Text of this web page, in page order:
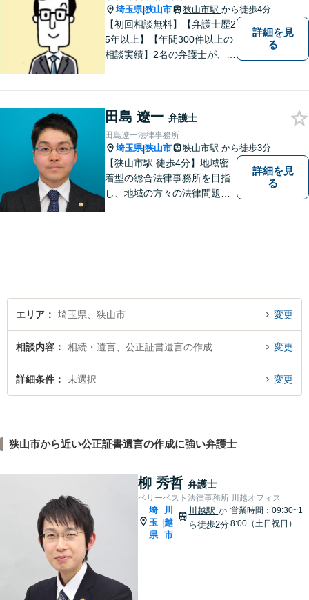
埼玉県|狭山市 狭山市駅 から徒歩4分
【初回相談無料】【弁護士歴2
5年以上】【年間300件以上の
相談実績】2名の弁護士が、さ
談ください【相続】税理士や
司法書士などと連携し、複雑
な案件も対応。【狭山市駅4
分】
詳細を見
る
田島 遼一 弁護士
田島遼一法律事務所
埼玉県|狭山市 狭山市駅 から徒歩3分
【狭山市駅 徒歩4分】地域密
着型の総合法律事務所を目指
し、地域の方々の法律問題を
詳細を見
る
エリア 埼玉県、狭山市 変更
相談内容 相続・遺言、公正証書遺言の作成 変更
詳細条件 未選択 変更
狭山市から近い公正証書遺言の作成に強い弁護士
柳 秀哲 弁護士
ベリーベスト法律事務所 川越オフィス
埼
玉
県
|
川
越
市
川越駅か
ら徒歩2分
営業時間：09:30~1
8:00（土日祝日）